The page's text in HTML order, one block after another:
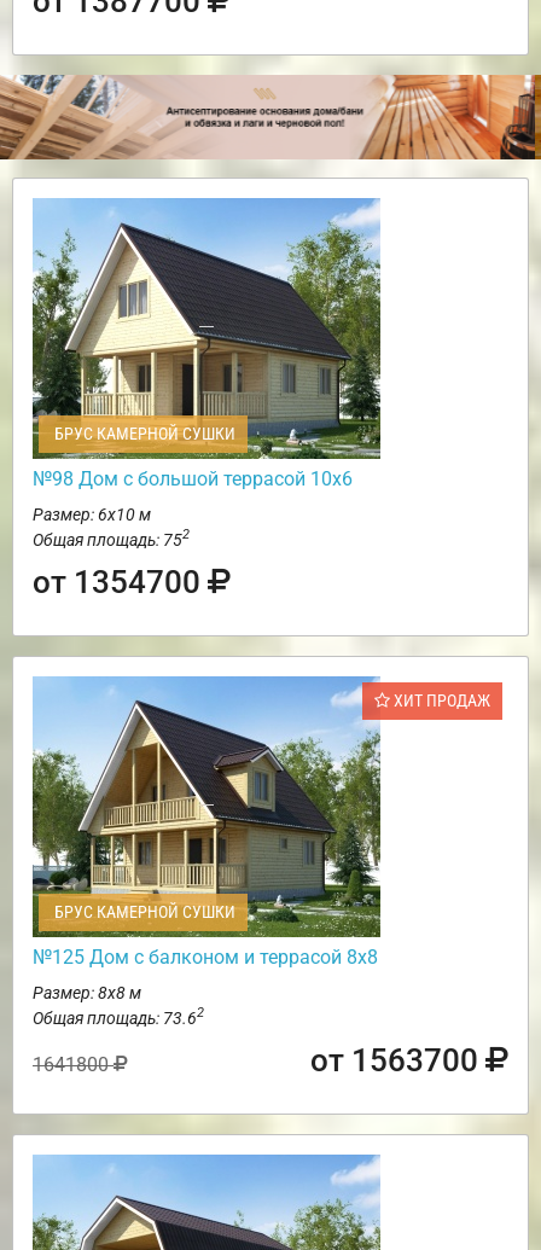
БРУС КАМЕРНОЙ СУШКИ
№98 Дом с большой террасой 10х6
Размер: 6х10 м
Общая площадь: 752
от 1354700
ХИТ ПРОДАЖ
БРУС КАМЕРНОЙ СУШКИ
№125 Дом с балконом и террасой 8х8
Размер: 8х8 м
Общая площадь: 73.62
1641800 от 1563700